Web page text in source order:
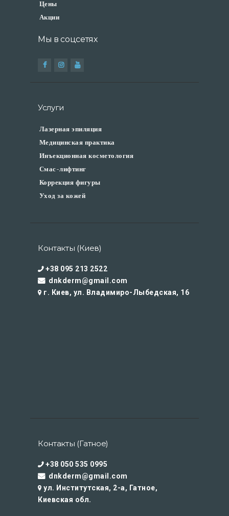
Цены
Акции
Мы в соцсетях
Услуги
Лазерная эпиляция
Медицинская практика
Инъекционная косметология
Смас-лифтинг
Коррекция фигуры
Уход за кожей
Контакты (Киев)
+38 095 213 2522
dnkderm@gmail.com
г. Киев, ул. Владимиро-Лыбедская, 16
Контакты (Гатное)
+38 050 535 0995
dnkderm@gmail.com
ул. Институтская, 2-а, Гатное,
Киевская обл.